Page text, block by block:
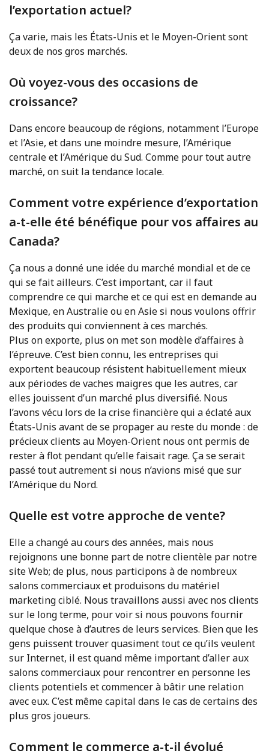
l’exportation actuel?
Ça varie, mais les États-Unis et le Moyen-Orient sont
deux de nos gros marchés.
Où voyez-vous des occasions de
croissance?
Dans encore beaucoup de régions, notamment l’Europe
et l’Asie, et dans une moindre mesure, l’Amérique
centrale et l’Amérique du Sud. Comme pour tout autre
marché, on suit la tendance locale.
Comment votre expérience d’exportation
a-t-elle été bénéfique pour vos affaires au
Canada?
Ça nous a donné une idée du marché mondial et de ce
qui se fait ailleurs. C’est important, car il faut
comprendre ce qui marche et ce qui est en demande au
Mexique, en Australie ou en Asie si nous voulons offrir
des produits qui conviennent à ces marchés.
Plus on exporte, plus on met son modèle d’affaires à
l’épreuve. C’est bien connu, les entreprises qui
exportent beaucoup résistent habituellement mieux
aux périodes de vaches maigres que les autres, car
elles jouissent d’un marché plus diversifié. Nous
l’avons vécu lors de la crise financière qui a éclaté aux
États-Unis avant de se propager au reste du monde : de
précieux clients au Moyen-Orient nous ont permis de
rester à flot pendant qu’elle faisait rage. Ça se serait
passé tout autrement si nous n’avions misé que sur
l’Amérique du Nord.
Quelle est votre approche de vente?
Elle a changé au cours des années, mais nous
rejoignons une bonne part de notre clientèle par notre
site Web; de plus, nous participons à de nombreux
salons commerciaux et produisons du matériel
marketing ciblé. Nous travaillons aussi avec nos clients
sur le long terme, pour voir si nous pouvons fournir
quelque chose à d’autres de leurs services. Bien que les
gens puissent trouver quasiment tout ce qu’ils veulent
sur Internet, il est quand même important d’aller aux
salons commerciaux pour rencontrer en personne les
clients potentiels et commencer à bâtir une relation
avec eux. C’est même capital dans le cas de certains des
plus gros joueurs.
Comment le commerce a-t-il évolué